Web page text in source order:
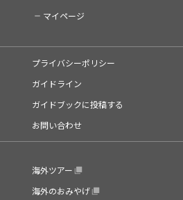
マイページ
プライバシーポリシー
ガイドライン
ガイドブックに投稿する
お問い合わせ
海外ツアー
海外のおみやげ